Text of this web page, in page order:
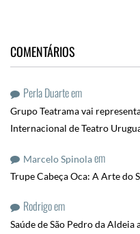
COMENTÁRIOS
Perla Duarteem
Grupo Teatrama vai
Internacional de Teatro
Marcelo Spinolaem
Trupe Cabeça Oca: A Arte do
Rodrigoem
Saúde de São Pedro da